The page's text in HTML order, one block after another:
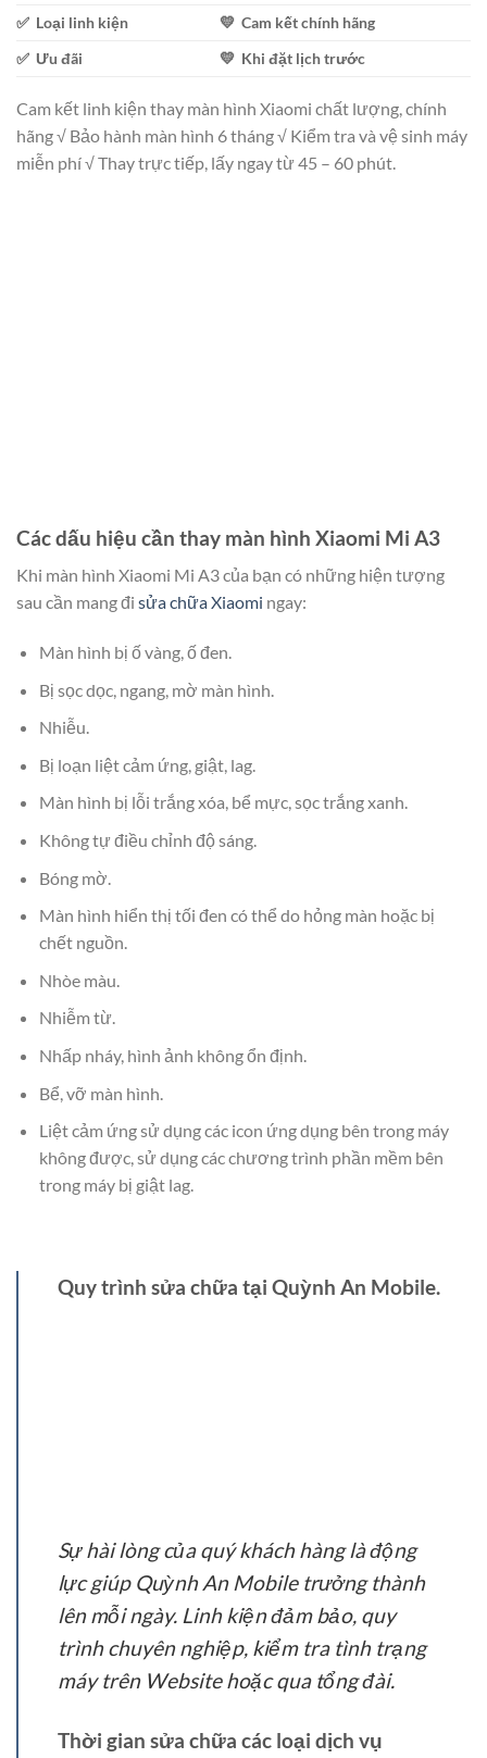
✅ Loại linh kiện
💛 Cam kết chính hãng
✅ Ưu đãi
💛 Khi đặt lịch trước
Cam kết linh kiện thay màn hình Xiaomi chất lượng, chính
hãng √ Bảo hành màn hình 6 tháng √ Kiểm tra và vệ sinh máy
miễn phí √ Thay trực tiếp, lấy ngay từ 45 – 60 phút.
Các dấu hiệu cần thay màn hình Xiaomi Mi A3
Khi màn hình Xiaomi Mi A3 của bạn có những hiện tượng
sau cần mang đi sửa chữa Xiaomi ngay:
Màn hình bị ố vàng, ố đen.
Bị sọc dọc, ngang, mờ màn hình.
Nhiễu.
Bị loạn liệt cảm ứng, giật, lag.
Màn hình bị lỗi trắng xóa, bể mực, sọc trắng xanh.
Không tự điều chỉnh độ sáng.
Bóng mờ.
Màn hình hiển thị tối đen có thể do hỏng màn hoặc bị
chết nguồn.
Nhòe màu.
Nhiễm từ.
Nhấp nháy, hình ảnh không ổn định.
Bể, vỡ màn hình.
Liệt cảm ứng sử dụng các icon ứng dụng bên trong máy
không được, sử dụng các chương trình phần mềm bên
trong máy bị giật lag.
Quy trình sửa chữa tại Quỳnh An Mobile.
Sự hài lòng của quý khách hàng là động
lực giúp Quỳnh An Mobile trưởng thành
lên mỗi ngày. Linh kiện đảm bảo, quy
trình chuyên nghiệp, kiểm tra tình trạng
máy trên Website hoặc qua tổng đài.
Thời gian sửa chữa các loại dịch vụ